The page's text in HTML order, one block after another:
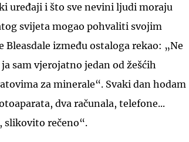
uređaji i što sve nevini ljudi moraju
svijeta mogao pohvaliti svojim
Bleasdale između ostaloga rekao: „Ne
sam vjerojatno jedan od žešćih
za minerale“. Svaki dan hodam
dva računala, telefone...
slikovito rečeno“.